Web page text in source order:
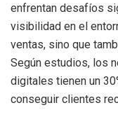
enfrentan desafíos
visibilidad en el
ventas, sino que
Según estudios, los
digitales tienen un
conseguir clientes